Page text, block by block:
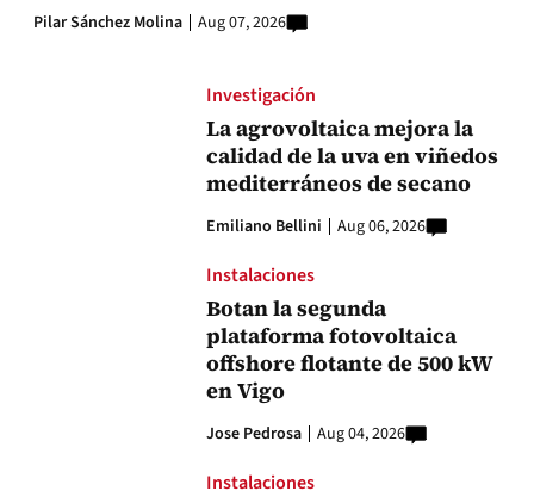
Pilar Sánchez Molina Aug 07, 2026
Investigación
La agrovoltaica mejora la
calidad de la uva en viñedos
mediterráneos de secano
Emiliano Bellini Aug 06, 2026
Instalaciones
Botan la segunda
plataforma fotovoltaica
offshore flotante de 500 kW
en Vigo
Jose Pedrosa Aug 04, 2026
Instalaciones